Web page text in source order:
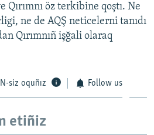
Qırımnı öz terkibine qoştı. Ne
ne de AQŞ neticelerni tanıdı
Qırımnıñ işğali olaraq
siz oquñız Follow us
etiñiz